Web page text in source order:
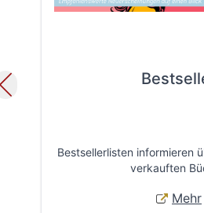
Bestsellerlisten informieren
verkauften
Mehr